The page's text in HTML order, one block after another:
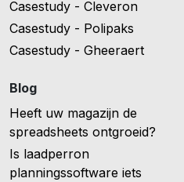
Casestudy - Cleveron
Casestudy - Polipaks
Casestudy - Gheeraert
Blog
Heeft uw magazijn de
spreadsheets ontgroeid?
Is laadperron
planningssoftware iets